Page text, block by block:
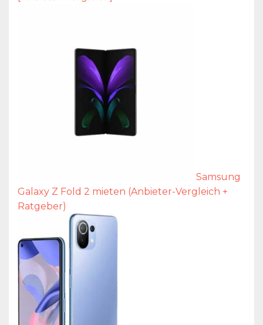
Samsung
Galaxy Z Fold 2 mieten (Anbieter-Vergleich +
Ratgeber)